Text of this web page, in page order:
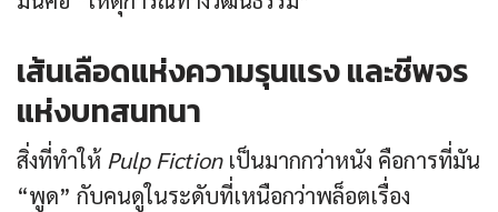
เส้นเลือดแห่งความรุนแรง และชีพจร
แห่งบทสนทนา
สิ่งที่ทำให้ Pulp Fictionเป็นมากกว่าหนัง คือการที่มัน
“พูด” กับคนดูในระดับที่เหนือกว่าพล็อตเรื่อง